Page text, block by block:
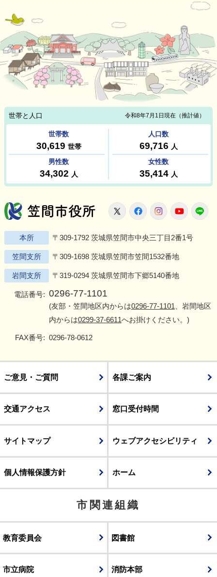
笠間市役所
X FacebookInstagram
本所 〒309-1792 茨城県笠間市中央三丁目2番1号
笠間支所 〒309-1698 茨城県笠間市笠間1532番地
岩間支所 〒319-0294 茨城県笠間市下郷5140番地
電話番号: 0296-77-1101
(友部・笠間地区内からは0296-77-1101 、岩間地区
内からは0299-37-6611へお掛けください。)
FAX番号: 0296-78-0612
ご意見・ご質問 各課ご案内
交通アクセス 窓口受付時間
サイトマップ ウェブアクセシビリティ
個人情報保護方針 ホーム
市関連組織
教育委員会 図書館
市立病院 消防本部